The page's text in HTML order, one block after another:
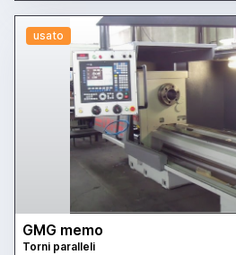
usato
GMG memo
Torni paralleli